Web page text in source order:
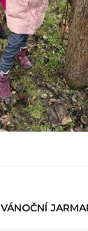
VÁNOČNÍ